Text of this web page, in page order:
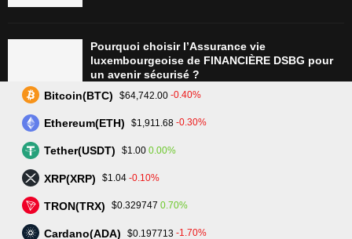
Pourquoi choisir l’Assurance vie
luxembourgeoise de FINANCIÈRE DSBG pour
un avenir sécurisé ?
Tradez plus intelligemment avec Assetarion :
L’avenir du trading : SmartPortfolio Trading, la
Bitcoin(BTC) $64,742.00 -0.40%
Ethereum(ETH) $1,911.68 -0.30%
Tether(USDT) $1.00 0.00%
XRP(XRP) $1.04 -0.10%
TRON(TRX) $0.329747 0.70%
Cardano(ADA) $0.197713 -1.70%